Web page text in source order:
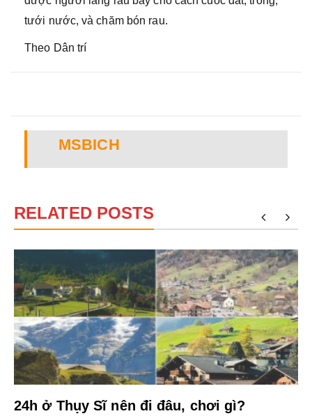
tưới nước, và chăm bón rau.
Theo Dân trí
MSBICH
RELATED POSTS
24h ở Thụy Sĩ nên đi đâu, chơi gì?